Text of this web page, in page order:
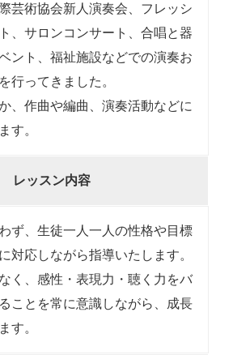
芸術協会新人演奏会、フレッシ
、サロンコンサート、合唱と器
ント、福祉施設などでの演奏お
行ってきました。
、作曲や編曲、演奏活動などに
す。
レッスン内容
ず、生徒一人一人の性格や目標
対応しながら指導いたします。
く、感性・表現力・聴く力をバ
ことを常に意識しながら、成長
す。